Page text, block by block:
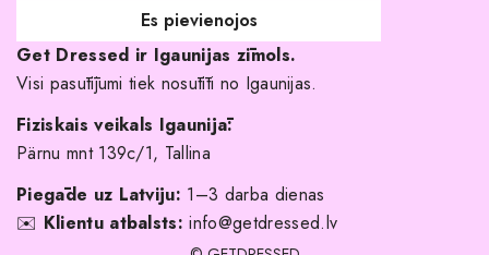
Kāpēc izvēlēties mūs?
Get Dressed ir Igaunijas zīmols.
Visi pasūtījumi tiek nosūtīti no Igaunijas.
Fiziskais veikals Igaunijā:
Pärnu mnt 139c/1, Tallina
Piegāde uz Latviju: 1–3 darba dienas
✉️ Klientu atbalsts: info@getdressed.lv